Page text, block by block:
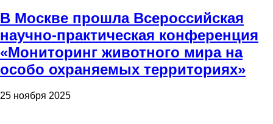
В Москве прошла Всероссийская
научно-практическая конференция
«Мониторинг животного мира на
особо охраняемых территориях»
25 ноября 2025